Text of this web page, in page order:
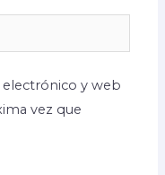
y web
vez que